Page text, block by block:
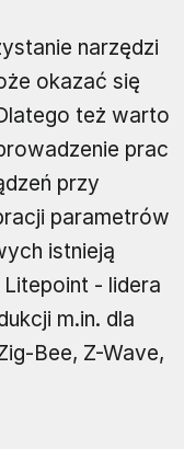
narzędzi
okazać się
też warto
prac
przy
parametrów
istnieją
- lidera
m.in. dla
Bee, Z-Wave,